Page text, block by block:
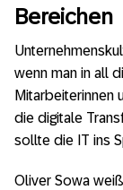
Bereichen
wenn man in all
Mitarbeiterinnen
die digitale
sollte die IT ins
Oliver Sowa